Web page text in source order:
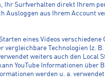
Ihr Surfverhalten direkt Ihrem
Ausloggen aus Ihrem Account
eines Videos verschiedene
vergleichbare Technologien (z. B.
weiters auch den Local
YouTube Informationen über
werden u. a.